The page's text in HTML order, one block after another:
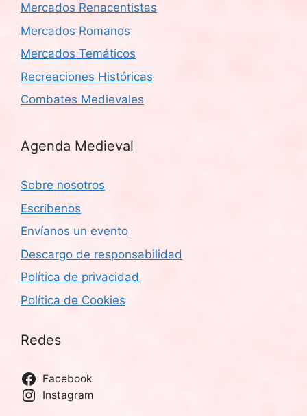
Mercados Renacentistas
Mercados Romanos
Mercados Temáticos
Recreaciones Históricas
Combates Medievales
Agenda Medieval
Sobre nosotros
Escribenos
Envíanos un evento
Descargo de responsabilidad
Política de privacidad
Política de Cookies
Redes
Facebook
Instagram